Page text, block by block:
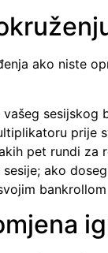
ako niste
sesijskog
prije
pet rundi za
ako